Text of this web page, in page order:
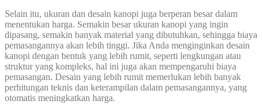
Selain itu, ukuran dan desain kanopi juga berperan besar dalam
menentukan harga. Semakin besar ukuran kanopi yang ingin
dipasang, semakin banyak material yang dibutuhkan, sehingga biaya
pemasangannya akan lebih tinggi. Jika Anda menginginkan desain
kanopi dengan bentuk yang lebih rumit, seperti lengkungan atau
struktur yang kompleks, hal ini juga akan mempengaruhi biaya
pemasangan. Desain yang lebih rumit memerlukan lebih banyak
perhitungan teknis dan keterampilan dalam pemasangannya, yang
otomatis meningkatkan harga.